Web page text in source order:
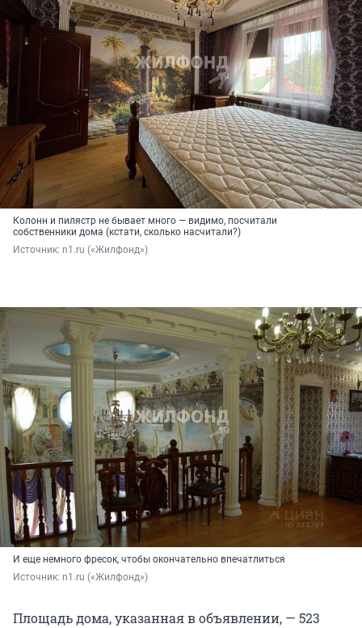
Колонн и пилястр не бывает много — видимо, посчитали
собственники дома (кстати, сколько насчитали?)
Источник: n1.ru («Жилфонд»)
И еще немного фресок, чтобы окончательно впечатлиться
Источник: n1.ru («Жилфонд»)
Площадь дома, указанная в объявлении, — 523